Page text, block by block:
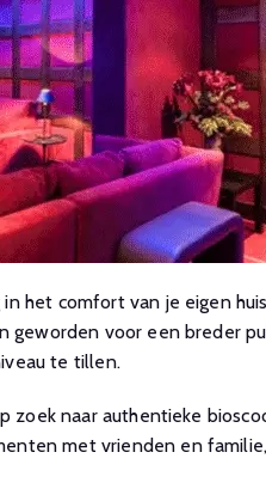
het comfort van je eigen
geworden voor een breder
te tillen.
naar authentieke
met vrienden en